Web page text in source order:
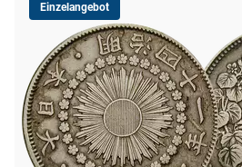
Einzelangebot